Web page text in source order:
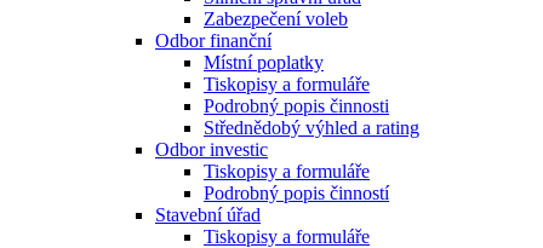
Zabezpečení voleb
Odbor finanční
Místní poplatky
Tiskopisy a formuláře
Podrobný popis činnosti
Střednědobý výhled a rating
Odbor investic
Tiskopisy a formuláře
Podrobný popis činností
Stavební úřad
Tiskopisy a formuláře